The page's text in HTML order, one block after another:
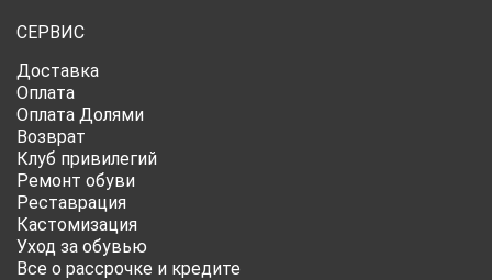
СЕРВИС
Доставка
Оплата
Оплата Долями
Возврат
Клуб привилегий
Ремонт обуви
Реставрация
Кастомизация
Уход за обувью
Все о рассрочке и кредите